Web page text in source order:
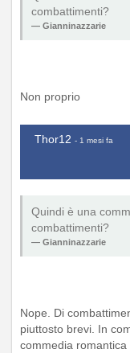
combattimenti?
Gianninazzarie
Non proprio
Thor12 - 1 mesi fa
Quindi è una
combattimenti?
Gianninazzarie
Nope. Di
piuttosto brevi. In
commedia